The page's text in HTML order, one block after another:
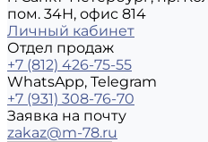
пом. 34Н, офис 814
Личный кабинет
Отдел продаж
+7 (812) 426-75-55
WhatsApp, Telegram
+7 (931) 308-76-70
Заявка на почту
zakaz@m-78.ru